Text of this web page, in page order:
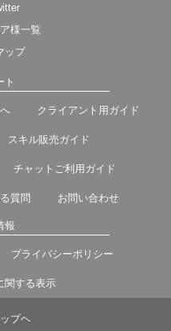
様一覧
ップ
ト
クライアント用ガイド
スキル販売ガイド
チャットご利用ガイド
質問 お問い合わせ
報
プライバシーポリシー
関する表示
プヘ